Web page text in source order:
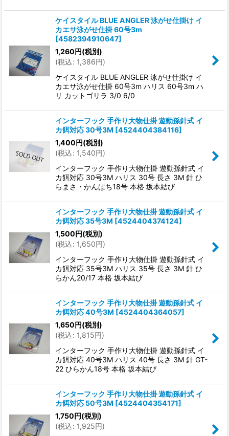
ケイスタイル BLUE ANGLER 泳がせ仕掛け イ
カエサ泳がせ仕掛 60号3m
[4582394910647]
1,260円(税別)
(税込: 1,386円)
ケイスタイル BLUE ANGLER 泳がせ仕掛け イ
カエサ泳がせ仕掛 60号3m ハリス 60号3m ハ
リ カットゴリラ 3/0 6/0
インターフック 手作り大物仕掛 遊動孫針式 イ
カ餌対応 30号3M [4524404384116]
1,400円(税別)
(税込: 1,540円)
インターフック 手作り大物仕掛 遊動孫針式 イ
カ餌対応 30号3M ハリス 30号 長さ 3M 針 ひ
らまさ・かんぱち18号 本格 坂本結び
インターフック 手作り大物仕掛 遊動孫針式 イ
カ餌対応 35号3M [4524404374124]
1,500円(税別)
(税込: 1,650円)
インターフック 手作り大物仕掛 遊動孫針式 イ
カ餌対応 35号3M ハリス 35号 長さ 3M 針 ひ
らかん20/17 本格 坂本結び
インターフック 手作り大物仕掛 遊動孫針式 イ
カ餌対応 40号3M [4524404364057]
1,650円(税別)
(税込: 1,815円)
インターフック 手作り大物仕掛 遊動孫針式 イ
カ餌対応 40号3M ハリス 40号 長さ 3M 針 GT-
22 ひらかん18号 本格 坂本結び
インターフック 手作り大物仕掛 遊動孫針式 イ
カ餌対応 50号3M [4524404354171]
1,750円(税別)
(税込: 1,925円)